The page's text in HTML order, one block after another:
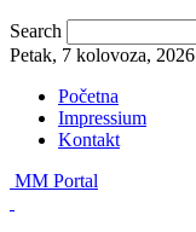
Search
Petak, 7 kolovoza, 2026
Početna
Impressium
Kontakt
MM Portal